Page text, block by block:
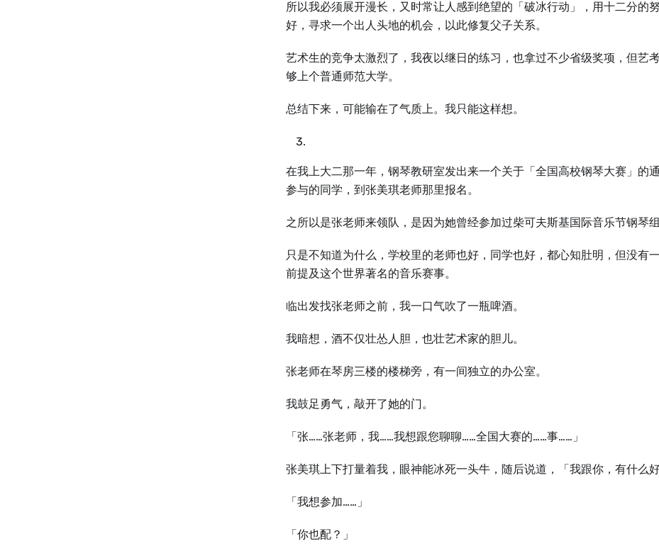
所以我必须展开漫长，又时常让人感到绝望的「破冰行动」，用十二分的
好，寻求一个出人头地的机会，以此修复父子关系。
艺术生的竞争太激烈了，我夜以继日的练习，也拿过不少省级奖项，但艺
够上个普通师范大学。
总结下来，可能输在了气质上。我只能这样想。
在我上大二那一年，钢琴教研室发出来一个关于「全国高校钢琴大赛」的
参与的同学，到张美琪老师那里报名。
之所以是张老师来领队，是因为她曾经参加过柴可夫斯基国际音乐节钢琴组
只是不知道为什么，学校里的老师也好，同学也好，都心知肚明，但没有
前提及这个世界著名的音乐赛事。
临出发找张老师之前，我一口气吹了一瓶啤酒。
我暗想，酒不仅壮怂人胆，也壮艺术家的胆儿。
张老师在琴房三楼的楼梯旁，有一间独立的办公室。
我鼓足勇气，敲开了她的门。
「张……张老师，我……我想跟您聊聊……全国大赛的……事……」
张美琪上下打量着我，眼神能冰死一头牛，随后说道，「我跟你，有什么好
「我想参加……」
「你也配？」